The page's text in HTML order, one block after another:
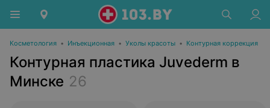
Косметология • Инъекционная • Уколы красоты • Контурная коррекция
Контурная пластика Juvederm в
Минске 26